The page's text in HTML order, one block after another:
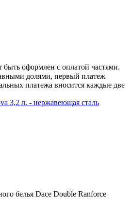
быть оформлен с оплатой частями.
долями, первый платеж
платежа вносится каждые две
3,2 л. - нержавеющая сталь
белья Dace Double Ranforce